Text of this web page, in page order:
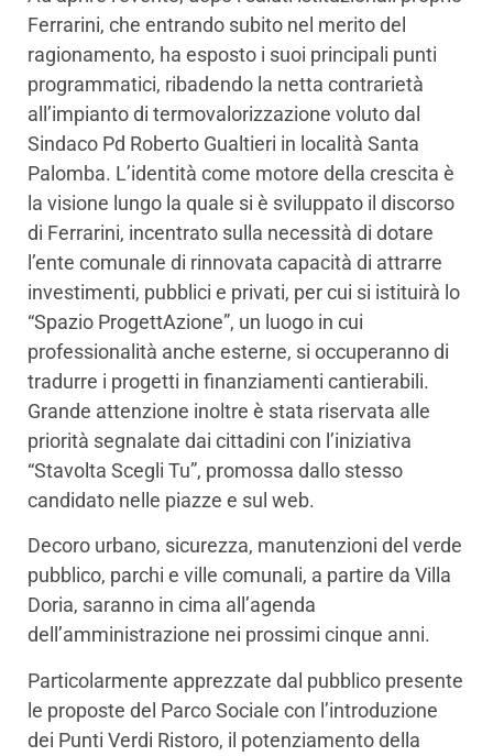
Ferrarini, che entrando subito nel merito del
ragionamento, ha esposto i suoi principali punti
programmatici, ribadendo la netta contrarietà
all’impianto di termovalorizzazione voluto dal
Sindaco Pd Roberto Gualtieri in località Santa
Palomba. L’identità come motore della crescita è
la visione lungo la quale si è sviluppato il discorso
di Ferrarini, incentrato sulla necessità di dotare
l’ente comunale di rinnovata capacità di attrarre
investimenti, pubblici e privati, per cui si istituirà lo
“Spazio ProgettAzione”, un luogo in cui
professionalità anche esterne, si occuperanno di
tradurre i progetti in finanziamenti cantierabili.
Grande attenzione inoltre è stata riservata alle
priorità segnalate dai cittadini con l’iniziativa
“Stavolta Scegli Tu”, promossa dallo stesso
candidato nelle piazze e sul web.
Decoro urbano, sicurezza, manutenzioni del verde
pubblico, parchi e ville comunali, a partire da Villa
Doria, saranno in cima all’agenda
dell’amministrazione nei prossimi cinque anni.
Particolarmente apprezzate dal pubblico presente
le proposte del Parco Sociale con l’introduzione
dei Punti Verdi Ristoro, il potenziamento della